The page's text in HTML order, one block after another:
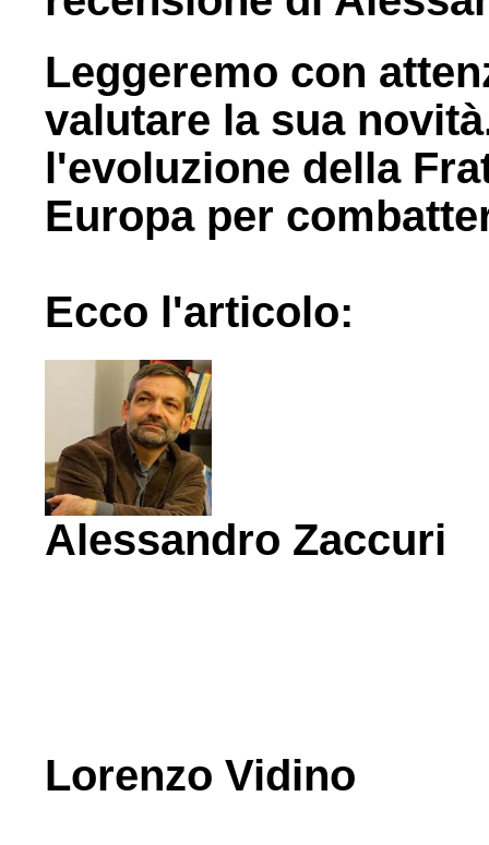
Leggeremo con
valutare la sua
l'evoluzione della
Europa per
Ecco l'articolo:
Alessandro Zaccuri
Lorenzo Vidino